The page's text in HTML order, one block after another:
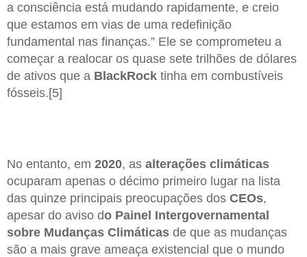
a consciência está mudando rapidamente, e creio
que estamos em vias de uma redefinição
fundamental nas finanças.” Ele se comprometeu a
começar a realocar os quase sete trilhões de dólares
de ativos que a BlackRock tinha em combustíveis
fósseis.[5]
No entanto, em 2020, as alterações climáticas
ocuparam apenas o décimo primeiro lugar na lista
das quinze principais preocupações dos CEOs,
apesar do aviso do Painel Intergovernamental
sobre Mudanças Climáticas de que as mudanças
são a mais grave ameaça existencial que o mundo